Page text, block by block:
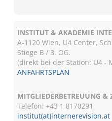
INSTITUT & AKADEMIE
A-1120 Wien, U4 Center,
Stiege B / 3. OG.
(direkt bei der Station: U4 -
ANFAHRTSPLAN
MITGLIEDERBETREUUNG &
Telefon: +43 1 8170291
institut(at)internerevision.at